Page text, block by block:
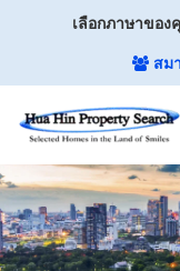
เลือกภาษาขอ
สม